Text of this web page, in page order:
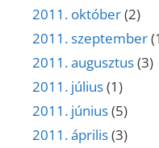
2011. október(2)
2011. szeptember
2011. augusztus(3)
2011. július(1)
2011. június(5)
2011. április(3)